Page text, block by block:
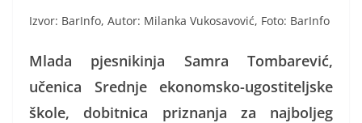
Izvor: BarInfo, Autor: Milanka Vukosavović, Foto: BarInfo
Mlada pjesnikinja Samra Tombarević,
učenica Srednje ekonomsko-ugostiteljske
škole, dobitnica priznanja za najboljeg